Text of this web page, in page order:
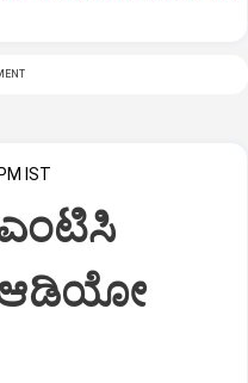
IST
ಆಡಿಯೋ